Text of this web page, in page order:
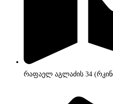
რაფაელ აგლაძის 34